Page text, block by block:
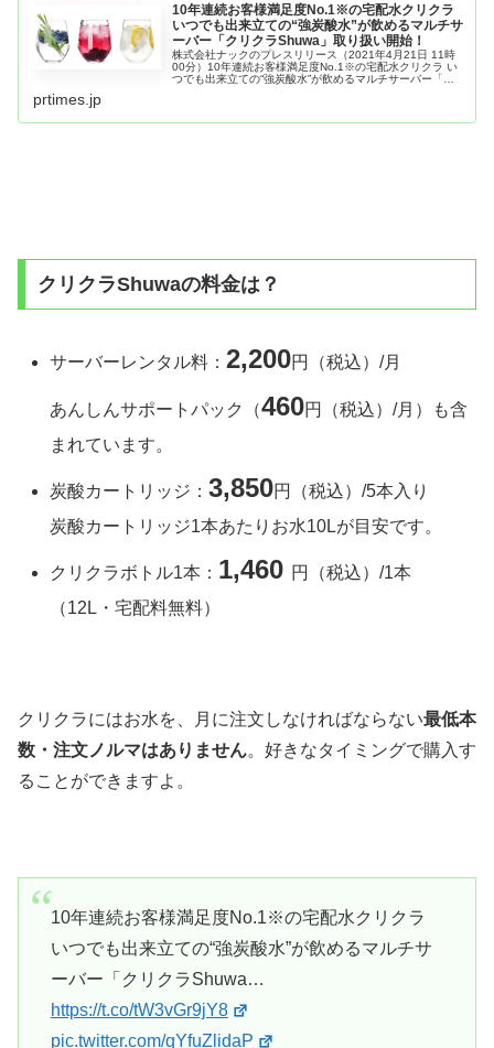
10年連続お客様満足度No.1※の宅配水クリクラ
いつでも出来立ての“強炭酸水”が飲めるマルチサ
ーバー「クリクラShuwa」取り扱い開始！
株式会社ナックのプレスリリース（2021年4月21日 11時
00分）10年連続お客様満足度No.1※の宅配水クリクラ い
つでも出来立ての“強炭酸水”が飲めるマルチサーバー「ク
prtimes.jp
クリクラShuwaの料金は？
サーバーレンタル料：2,200円（税込）/月
あんしんサポートパック（460円（税込）/月）も含
まれています。
炭酸カートリッジ：3,850円（税込）/5本入り
炭酸カートリッジ1本あたりお水10Lが目安です。
クリクラボトル1本： 1,460 円（税込）/1本
（12L・宅配料無料）
クリクラにはお水を、月に注文しなければならない最低本
数・注文ノルマはありません。好きなタイミングで購入す
ることができますよ。
10年連続お客様満足度No.1※の宅配水クリクラ
いつでも出来立ての“強炭酸水”が飲めるマルチサ
ーバー「クリクラShuwa…
https://t.co/tW3vGr9jY8
pic.twitter.com/qYfuZlidaP